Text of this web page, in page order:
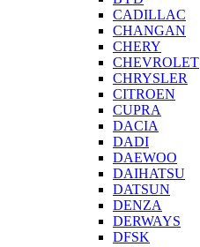
CADILLAC
CHANGAN
CHERY
CHEVROLET
CHRYSLER
CITROEN
CUPRA
DACIA
DADI
DAEWOO
DAIHATSU
DATSUN
DENZA
DERWAYS
DFSK